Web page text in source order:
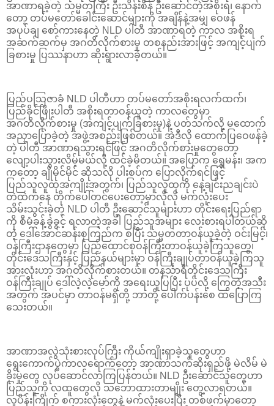
အာဏာရခဲ့တဲ့ သမ္မတကြီး ဦးသိန်းစိန် ဦးဆောင်တဲ့အစိုးရ၊ နောက်
တော့ တပ်မတော်ခေါင်းဆောင်များကို အချိန်နဲ့အမျှ ဝေဖန်
အပုပ်ချ စော်ကားနေတဲ့ NLD ပါတီ အာဏာရတဲ့ ကာလ အစိုးရ
အဆက်ဆက်မှ အဂတိလိုက်စားမှု တစနည်းအားဖြင့် အကျင့်ပျက်
ခြစားမှု ပြဿနာဟာ ဆိုးရွားလာခဲ့တယ်။
ပြည်ပသြဇာခံ NLD ပါတီဟာ တပ်မတော်အစိုးရလက်ထက်၊
ပြည်ခိုင်ဖြိုးပါတီ အစိုးရတာဝန်ယူတဲ့ ကာလတွေမှာ
အဂတိလိုက်စားမှု (အကျင့်ပျက်ခြစားမှု)နဲ့ ပတ်သက်လို့ မထောက်
အညှာပြောခဲ့တဲ့ အဖွဲ့အစည်းဖြစ်တယ်။ အဲဒီလို ထောက်ပြဝေဖန်ခဲ့
တဲ့ ပါတီ အာဏာရသွားရင်ဖြင့် အဂတိလိုက်စားမှုတွေတော့
လျော့ပါးသွားလိမ့်မယ်လို့ ထင်ခဲ့မိတယ်။ အပြောက ရွှေမန်း၊ အက
ကတော့ ချိုမိုင်မိုင် ဆိုသလို ပါးစပ်က ပြောလိုက်ရင်ဖြင့်
ပြည်သူလူထုအကျိုးအတွက်၊ ပြည်သူလူထုကို နေ့ချင်းညချင်းပဲ
တဲထဲကနေ တိုက်ပေါ်တင်ပေးတော့မှာလိုလို မက်လုံးပေး
သိမ်းသွင်းခဲ့တဲ့ NLD ပါတီ ဦးဆောင်သူများဟာ တိုင်းရေးပြည်ရာ
ကို စီမံခန့်ခွဲခွင့် ရလာတဲ့အခါ ပြည်သူအများ လေးစားရပါတယ်ဆို
တဲ့ ဒေါ်အောင်ဆန်းစုကြည်က စပြီး သမ္မတတာဝန်ယူခဲ့တဲ့ ဝင်းမြင့်၊
ဝန်ကြီးဌာနတွေမှာ ပြည်ထောင်စုဝန်ကြီးတာဝန်ယူခဲ့ကြသူတွေ၊
တိုင်းဒေသကြီးနှင့် ပြည်နယ်များမှာ ဝန်ကြီးချုပ်တာဝန်ယူခဲ့ကြသူ
အားလုံးဟာ အဂတိလိုက်စားတယ်။ တနင်္သာရီတိုင်းဒေသကြီး
ဝန်ကြီးချုပ် ဒေါ်လဲ့လဲ့မော်ကို အရေးယူပြပြီး ပုပ်လို့ ကြွေတဲ့အသီး
အတွက် အပင်မှာ တာဝန်မရှိတို့ ဘာတို့ ပေါက်ပန်းစေ ထပြောကြ
သေးတယ်။
အာဏာအလွဲသုံးစားလုပ်ကြီး ကိုယ်ကျိုးရှာခဲ့သူတွေဟာ
ရွေးကောက်ပွဲကာလရောက်တော့ အာဏာသက်ဆိုးရှည်ဖို့ မဲလိမ် မဲ
ခိုးမှုတွေ လုပ်ဆောင်လာကြပြန်တယ်။ NLD ဦးဆောင်သူတွေဟာ
ပြည်သူကို လထူတွေလို သဘောထားတာမျိုး တွေ့လာရတယ်။
လူပိန်းကြိုက် စကားလုံးတွေနဲ့ မက်လုံးပေးပြီး တစ်ဖက်မှာတော့